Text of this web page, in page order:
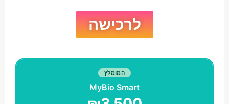
לרכישה
המומלץ
MyBio Smart